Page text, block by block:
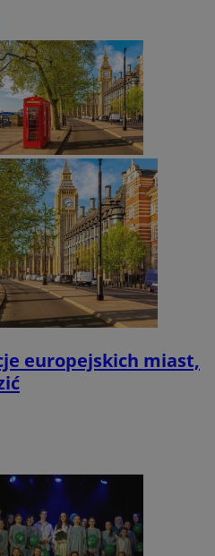
europejskich miast,